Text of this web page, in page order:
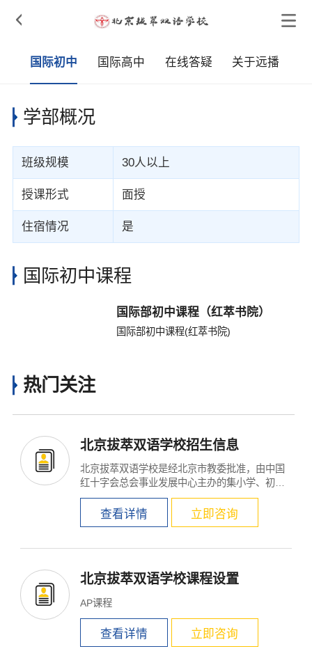

国际初中 国际高中 在线答疑 关于远播
学部概况
班级规模 30人以上
授课形式 面授
住宿情况 是
国际初中课程
国际部初中课程（红萃书院）
国际部初中课程(红萃书院)
热门关注
北京拔萃双语学校招生信息
北京拔萃双语学校是经北京市教委批准，由中国
红十字会总会事业发展中心主办的集小学、初
中、高中于一体...
查看详情 立即咨询
北京拔萃双语学校课程设置
AP课程
查看详情 立即咨询